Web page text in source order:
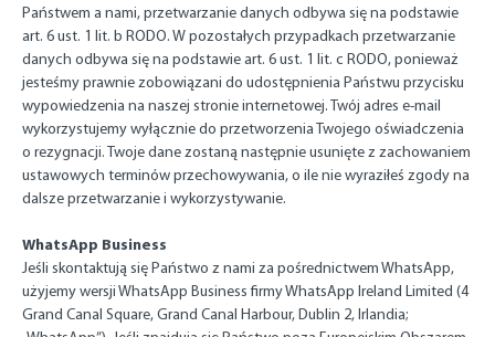
Państwem a nami, przetwarzanie danych odbywa się na podstawie
art. 6 ust. 1 lit. b RODO. W pozostałych przypadkach przetwarzanie
danych odbywa się na podstawie art. 6 ust. 1 lit. c RODO, ponieważ
jesteśmy prawnie zobowiązani do udostępnienia Państwu przycisku
wypowiedzenia na naszej stronie internetowej. Twój adres e-mail
wykorzystujemy wyłącznie do przetworzenia Twojego oświadczenia
o rezygnacji. Twoje dane zostaną następnie usunięte z zachowaniem
ustawowych terminów przechowywania, o ile nie wyraziłeś zgody na
dalsze przetwarzanie i wykorzystywanie.
WhatsApp Business
Jeśli skontaktują się Państwo z nami za pośrednictwem WhatsApp,
użyjemy wersji WhatsApp Business firmy WhatsApp Ireland Limited (4
Grand Canal Square, Grand Canal Harbour, Dublin 2, Irlandia;